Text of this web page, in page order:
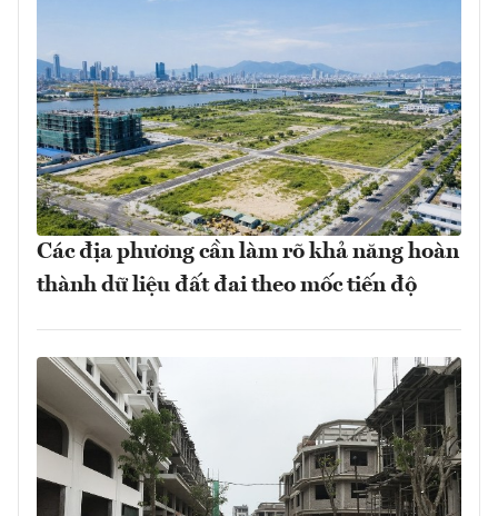
Các địa phương cần làm rõ khả năng hoàn
thành dữ liệu đất đai theo mốc tiến độ